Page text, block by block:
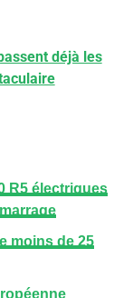
déjà les
R5 électriques
moins de 25